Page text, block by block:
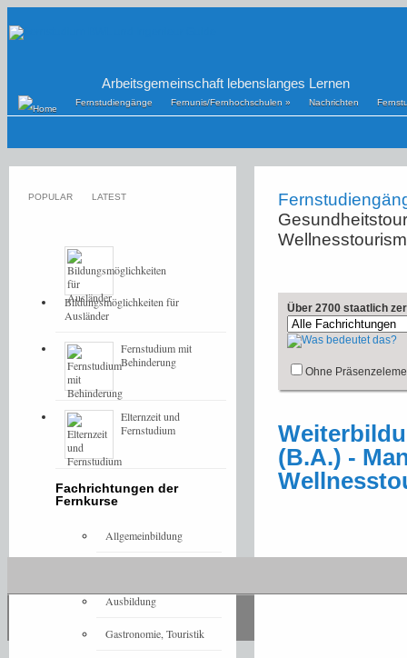
Arbeitsgemeinschaft lebenslanges Lernen
Fernstudiengänge Fernunis/Fernhochschulen » Nachrichten
Über 2700 staatlich
Ohne
(B.A.) -
POPULAR LATEST
Bildungsmöglichkeiten für
Ausländer
Fernstudium mit
Behinderung
Elternzeit und
Fernstudium
Fachrichtungen der
Fernkurse
Allgemeinbildung
Ausbildung
Gastronomie, Touristik